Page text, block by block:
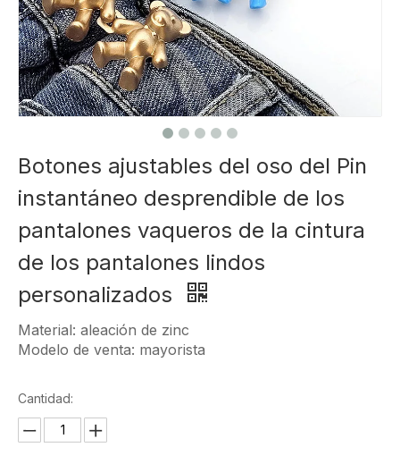
Botones ajustables del oso del Pin
instantáneo desprendible de los
pantalones vaqueros de la cintura
de los pantalones lindos
personalizados
Material: aleación de zinc
Modelo de venta: mayorista
Cantidad: